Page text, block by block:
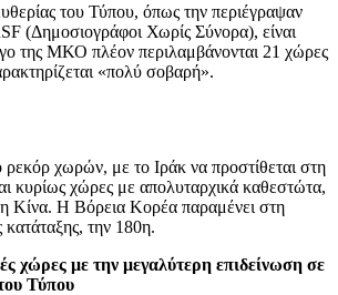
του Τύπου, όπως την περιέγραψαν
(Δημοσιογράφοι Χωρίς Σύνορα), είναι
της ΜΚΟ πλέον περιλαμβάνονται 21 χώρες
«πολύ σοβαρή».
ρεκόρ χωρών, με το Ιράκ να προστίθεται στη
κυρίως χώρες με απολυταρχικά καθεστώτα,
Κίνα. Η Βόρεια Κορέα παραμένει στη
την 180η.
χώρες με την μεγαλύτερη επιδείνωση σε
Τύπου